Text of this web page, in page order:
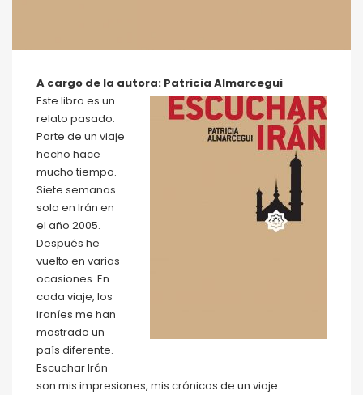
A cargo de la autora: Patricia Almarcegui
Este libro es un
relato pasado.
Parte de un viaje
hecho hace
mucho tiempo.
Siete semanas
sola en Irán en
el año 2005.
Después he
vuelto en varias
ocasiones. En
cada viaje, los
iraníes me han
mostrado un
país diferente.
Escuchar Irán
son mis impresiones, mis crónicas de un viaje